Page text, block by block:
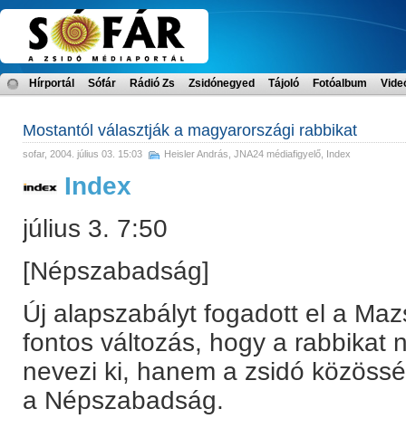
Hírportál Sófár Rádió Zs Zsidónegyed Tájoló Fotóalbum
Mostantól választják a magyarországi rabbikat
sofar, 2004. július 03. 15:03 Heisler András JNA24 médiafigyelő Index
Index
július 3. 7:50
[Népszabadság]
Új alapszabályt fogadott el a
fontos változás, hogy a rabbikat
nevezi ki, hanem a zsidó
a Népszabadság.